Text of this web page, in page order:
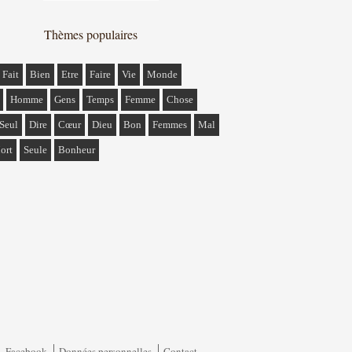
Thèmes populaires
Fait Bien Etre Faire Vie Monde
Homme Gens Temps Femme Chose
Seul Dire Cœur Dieu Bon Femmes Mal
Seule Bonheur